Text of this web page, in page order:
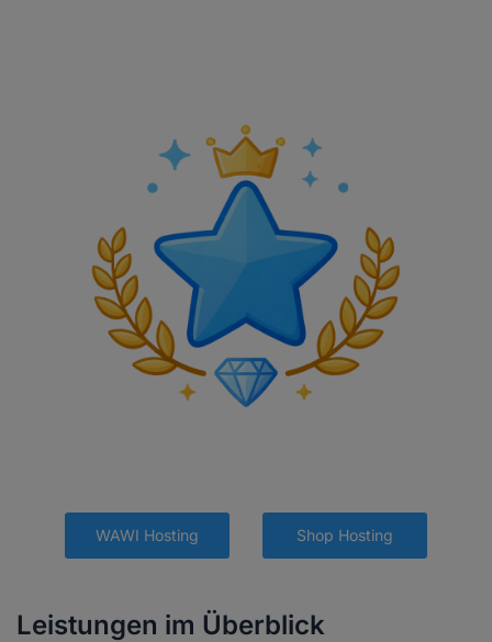
WAWI Hosting Shop Hosting
Leistungen im Überblick